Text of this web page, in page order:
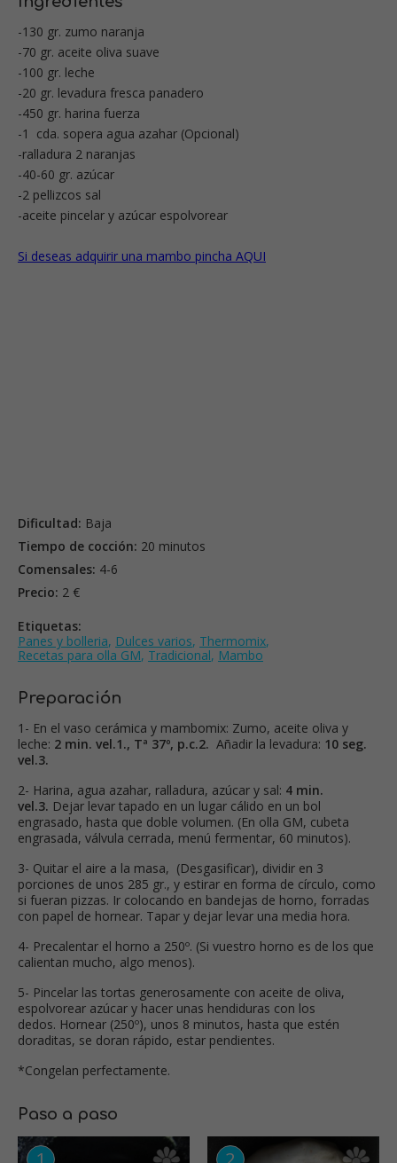
-130 gr. zumo naranja
-70 gr. aceite oliva suave
-100 gr. leche
-20 gr. levadura fresca panadero
-450 gr. harina fuerza
-1 cda. sopera agua azahar (Opcional)
-ralladura 2 naranjas
-40-60 gr. azúcar
-2 pellizcos sal
-aceite pincelar y azúcar espolvorear
Si deseas adquirir una mambo pincha AQUI
Dificultad: Baja
Tiempo de cocción: 20 minutos
Comensales: 4-6
Precio: 2 €
Etiquetas:
Panes y bolleria, Dulces varios, Thermomix,
Recetas para olla GM, Tradicional, Mambo
Preparación
1- En el vaso cerámica y mambomix: Zumo, aceite oliva y
leche: 2 min. vel.1., Tª 37º, p.c.2. Añadir la levadura: 10 seg.
vel.3.
2- Harina, agua azahar, ralladura, azúcar y sal: 4 min.
vel.3. Dejar levar tapado en un lugar cálido en un bol
engrasado, hasta que doble volumen. (En olla GM, cubeta
engrasada, válvula cerrada, menú fermentar, 60 minutos).
3- Quitar el aire a la masa, (Desgasificar), dividir en 3
porciones de unos 285 gr., y estirar en forma de círculo, como
si fueran pizzas. Ir colocando en bandejas de horno, forradas
con papel de hornear. Tapar y dejar levar una media hora.
4- Precalentar el horno a 250º. (Si vuestro horno es de los que
calientan mucho, algo menos).
5- Pincelar las tortas generosamente con aceite de oliva,
espolvorear azúcar y hacer unas hendiduras con los
dedos. Hornear (250º), unos 8 minutos, hasta que estén
doraditas, se doran rápido, estar pendientes.
*Congelan perfectamente.
Paso a paso